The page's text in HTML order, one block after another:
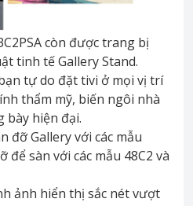
còn được trang bị
tinh tế Gallery Stand.
tự do đặt tivi ở mọi vị trí
thẩm mỹ, biến ngôi nhà
hiện đại.
đỡ Gallery với các mẫu
để sàn với các mẫu 48C2 và
ảnh hiển thị sắc nét vượt